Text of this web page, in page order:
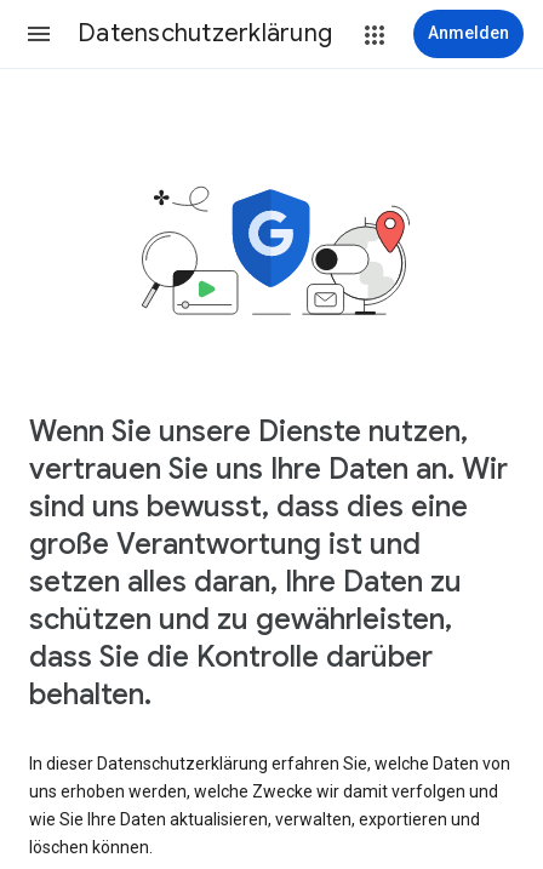
Datenschutzerklärung Anmelden
Wenn Sie unsere Dienste nutzen,
vertrauen Sie uns Ihre Daten an. Wir
sind uns bewusst, dass dies eine
große Verantwortung ist und
setzen alles daran, Ihre Daten zu
schützen und zu gewährleisten,
dass Sie die Kontrolle darüber
behalten.
In dieser Datenschutzerklärung erfahren Sie, welche Daten von
uns erhoben werden, welche Zwecke wir damit verfolgen und
wie Sie Ihre Daten aktualisieren, verwalten, exportieren und
löschen können.